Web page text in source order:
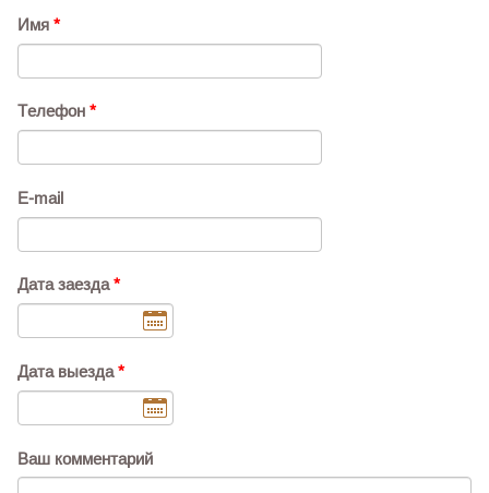
Имя *
Телефон *
E-mail
Дата заезда*
Дата выезда*
Ваш комментарий